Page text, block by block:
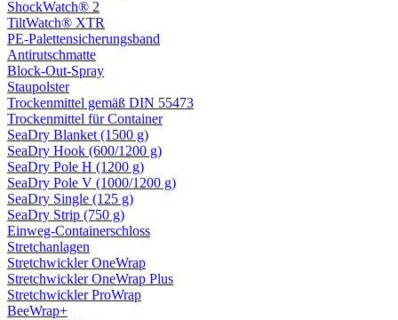
ShockWatch® 2
TiltWatch® XTR
PE-Palettensicherungsband
Antirutschmatte
Block-Out-Spray
Staupolster
Trockenmittel gemäß DIN 55473
Trockenmittel für Container
SeaDry Blanket (1500 g)
SeaDry Hook (600/1200 g)
SeaDry Pole H (1200 g)
SeaDry Pole V (1000/1200 g)
SeaDry Single (125 g)
SeaDry Strip (750 g)
Einweg-Containerschloss
Stretchanlagen
Stretchwickler OneWrap
Stretchwickler OneWrap Plus
Stretchwickler ProWrap
BeeWrap+